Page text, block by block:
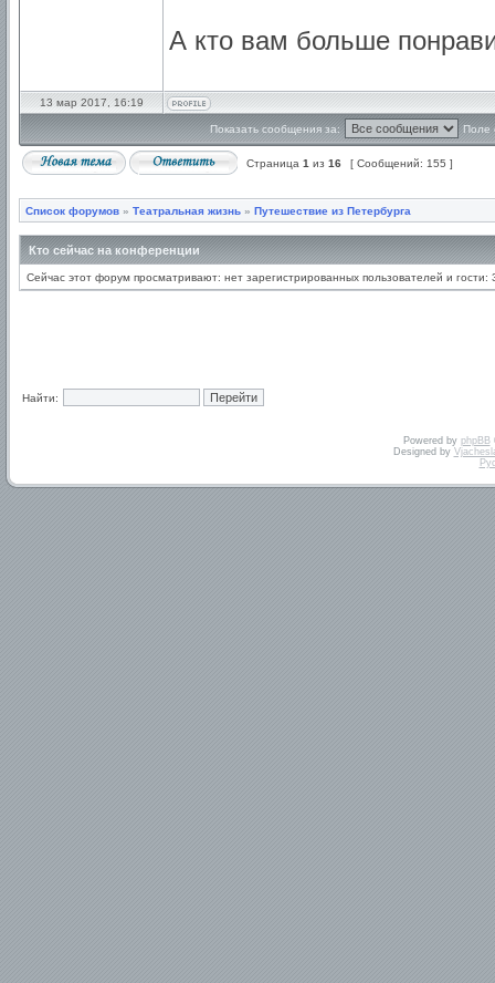
А кто вам больше
13 мар 2017, 16:19
Показать сообщения за: Поле
Страница 1 из 16 [ Сообщений: 155 ]
Список форумов » Театральная жизнь » Путешествие из Петербурга
Кто сейчас на конференции
Сейчас этот форум просматривают: нет зарегистрированных пользователей и гости:
Найти:
Powered by phpBB
Designed by